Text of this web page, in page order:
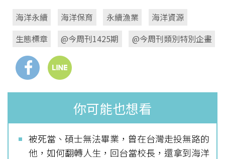
海洋永續 海洋保育 永續漁業
海洋資源
生態標章
@今周刊1425期 @今周刊類別特別企畫
你可能也想看
被死當、碩士無法畢業，曾在台灣走投無路的
他，如何翻轉人生，回台當校長，還拿到海洋